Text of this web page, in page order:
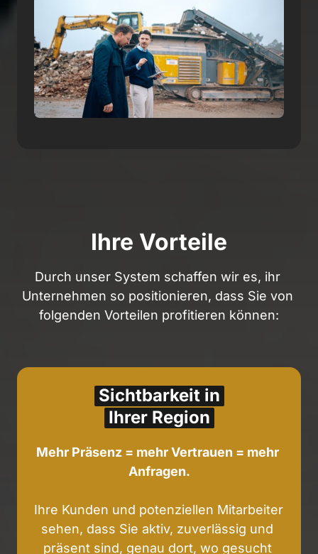
Ihre Vorteile
Durch unser System schaffen wir es, ihr
Unternehmen so positionieren, dass Sie von
folgenden Vorteilen profitieren können:
Sichtbarkeit in
Ihrer Region
Mehr Präsenz = mehr Vertrauen = mehr
Anfragen.
Ihre Kunden und potenziellen Mitarbeiter
sehen, dass Sie aktiv, zuverlässig und
präsent sind, genau dort, wo gesucht